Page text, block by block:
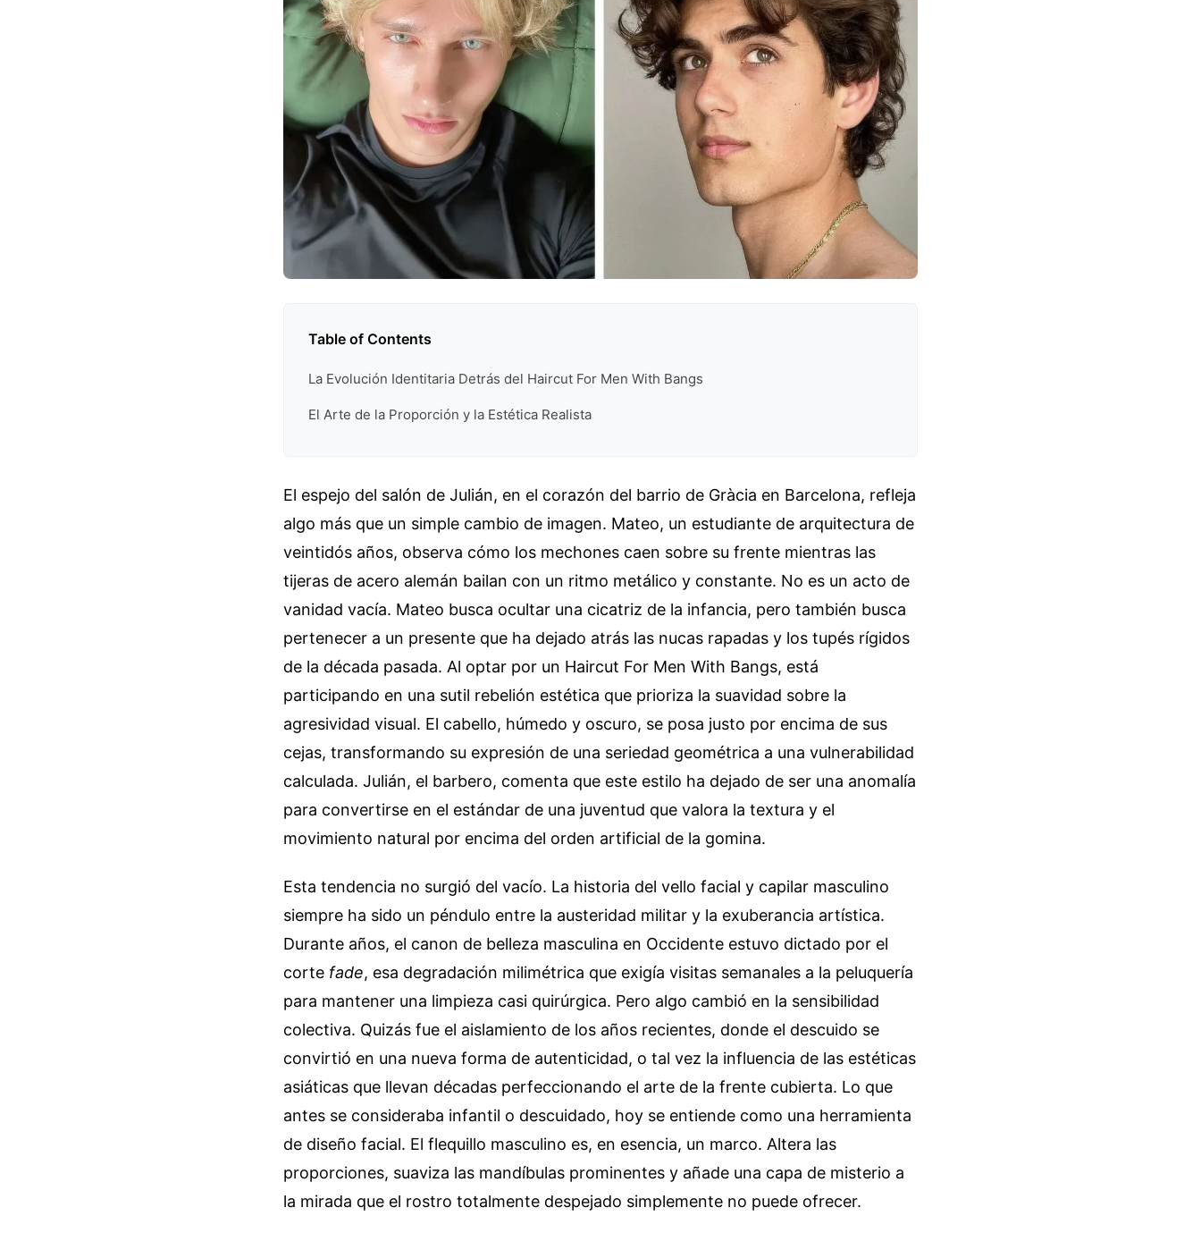
Table of Contents
La Evolución Identitaria Detrás del Haircut For Men With Bangs
El Arte de la Proporción y la Estética Realista
El espejo del salón de Julián, en el corazón del barrio de Gràcia en Barcelona, refleja
algo más que un simple cambio de imagen. Mateo, un estudiante de arquitectura de
veintidós años, observa cómo los mechones caen sobre su frente mientras las
tijeras de acero alemán bailan con un ritmo metálico y constante. No es un acto de
vanidad vacía. Mateo busca ocultar una cicatriz de la infancia, pero también busca
pertenecer a un presente que ha dejado atrás las nucas rapadas y los tupés rígidos
de la década pasada. Al optar por un Haircut For Men With Bangs, está
participando en una sutil rebelión estética que prioriza la suavidad sobre la
agresividad visual. El cabello, húmedo y oscuro, se posa justo por encima de sus
cejas, transformando su expresión de una seriedad geométrica a una vulnerabilidad
calculada. Julián, el barbero, comenta que este estilo ha dejado de ser una anomalía
para convertirse en el estándar de una juventud que valora la textura y el
movimiento natural por encima del orden artificial de la gomina.
Esta tendencia no surgió del vacío. La historia del vello facial y capilar masculino
siempre ha sido un péndulo entre la austeridad militar y la exuberancia artística.
Durante años, el canon de belleza masculina en Occidente estuvo dictado por el
corte fade, esa degradación milimétrica que exigía visitas semanales a la peluquería
para mantener una limpieza casi quirúrgica. Pero algo cambió en la sensibilidad
colectiva. Quizás fue el aislamiento de los años recientes, donde el descuido se
convirtió en una nueva forma de autenticidad, o tal vez la influencia de las estéticas
asiáticas que llevan décadas perfeccionando el arte de la frente cubierta. Lo que
antes se consideraba infantil o descuidado, hoy se entiende como una herramienta
de diseño facial. El flequillo masculino es, en esencia, un marco. Altera las
proporciones, suaviza las mandíbulas prominentes y añade una capa de misterio a
la mirada que el rostro totalmente despejado simplemente no puede ofrecer.